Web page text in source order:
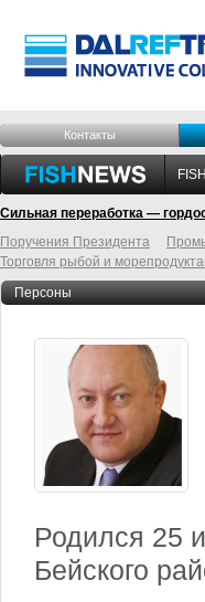
Контакты
Сильная переработка —
Поручения Президента
Торговля рыбой и
Персоны
Родился 25
Бейского